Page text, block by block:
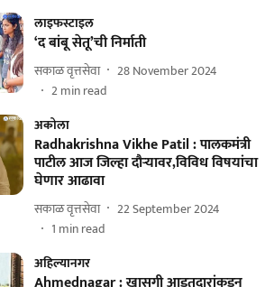
लाइफस्टाइल
‘द बांबू सेतू’ची निर्माती
सकाळ वृत्तसेवा
28 November 2024
2min read
अकोला
Radhakrishna Vikhe Patil : पालकमंत्री
पाटील आज जिल्हा दौऱ्यावर,विविध विषयांचा
घेणार आढावा
सकाळ वृत्तसेवा
22 September 2024
1 min read
अहिल्यानगर